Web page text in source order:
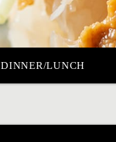
DINNER/LUNCH